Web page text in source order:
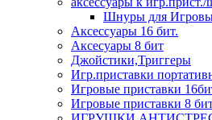
Шнуры для
Аксессуары 16 бит.
Аксесуары 8 бит
Джойстики,Триггеры
Игр.приставки
Игровые приставки
Игровые приставки 8